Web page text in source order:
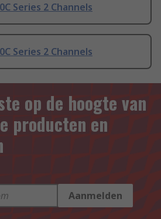
Series 2 Channels
Series 2 Channels
op de hoogte van
producten en
Aanmelden